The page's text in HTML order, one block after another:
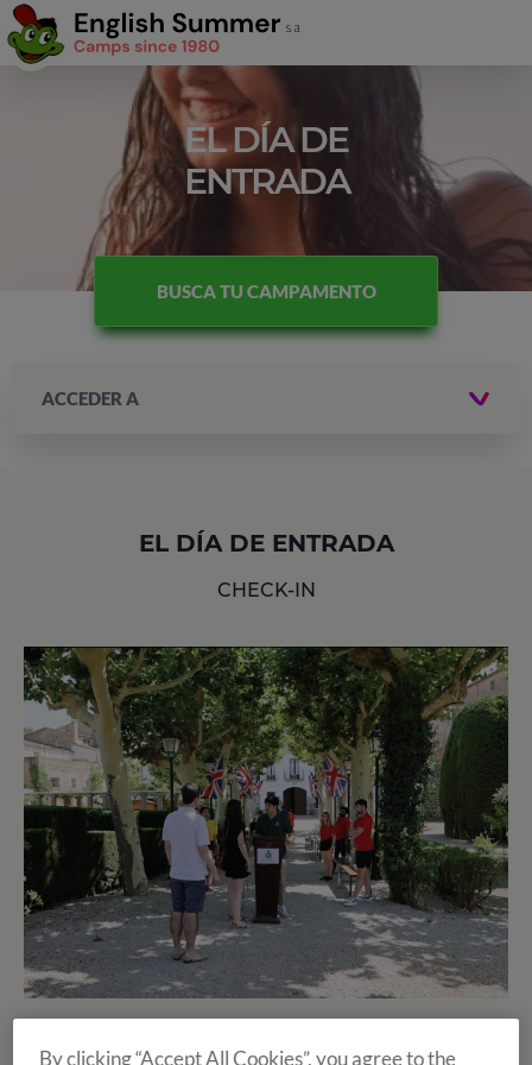
EL DÍA DE
ENTRADA
BUSCA TU CAMPAMENTO
ACCEDER A
EL DÍA DE ENTRADA
CHECK-IN
By clicking “Accept All Cookies”, you agree to the